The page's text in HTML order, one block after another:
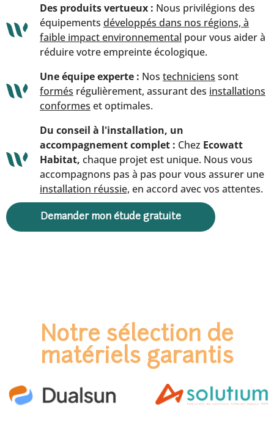
Des produits vertueux : Nous privilégions des
équipements développés dans nos régions, à
faible impact environnemental pour vous aider à
réduire votre empreinte écologique.
Une équipe experte : Nos techniciens sont
formés régulièrement, assurant des installations
conformes et optimales.
Du conseil à l'installation, un
accompagnement complet : Chez Ecowatt
Habitat, chaque projet est unique. Nous vous
accompagnons pas à pas pour vous assurer une
installation réussie, en accord avec vos attentes.
Demander mon étude gratuite
Notre sélection de
matériels garantis